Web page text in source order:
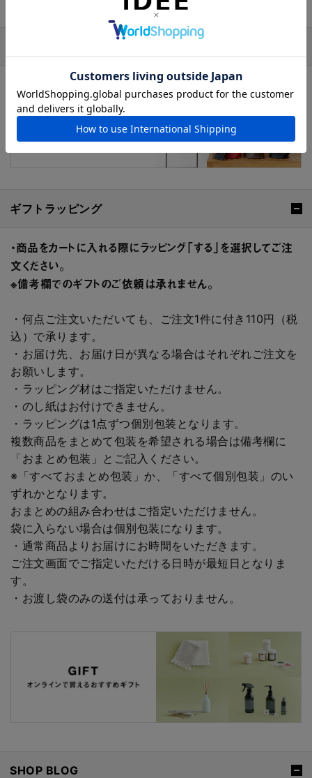
ギフトラッピング
・商品をカートに入れる際にラッピング「する」を選択してご注
文ください。
※備考欄でのギフトのご依頼は承れません。
・何点ご注文いただいても、ご注文1件に付き110円（税
込）で承ります。
・お届け先、お届け日が異なる場合はそれぞれご注文を
お願いします。
・ラッピング材はご指定いただけません。
・のし紙はお付けできません。
・ラッピングは1点ずつ個別包装となります。
複数商品をまとめて包装を希望される場合は備考欄に
「おまとめ包装」とご記入ください。
※「すべておまとめ包装」か、「すべて個別包装」のい
ずれかとなります。
おまとめの組み合わせはご指定いただけません。
袋に入らない場合は個別包装になります。
・通常商品よりお届けにお時間をいただきます。
ご注文画面でご指定いただける日時が最短日となりま
す。
・お渡し袋のみの送付は承っておりません。
SHOP BLOG